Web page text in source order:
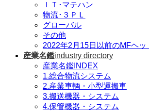
ＩＴ･マテハン
物流･３ＰＬ
グローバル
その他
2022年2月15日以前のMFヘッ
産業名鑑industry directory
産業名鑑INDEX
1.総合物流システム
2.産業車輌・小型運搬車
3.搬送機器・システム
4.保管機器・システム